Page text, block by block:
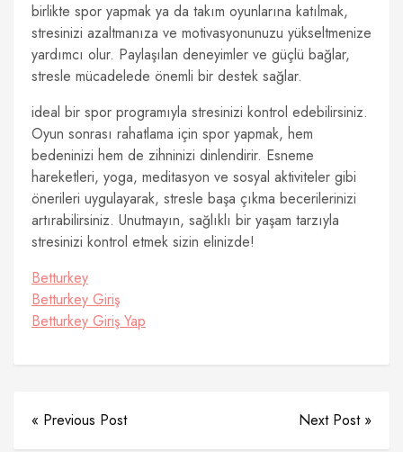
birlikte spor yapmak ya da takım oyunlarına katılmak,
stresinizi azaltmanıza ve motivasyonunuzu yükseltmenize
yardımcı olur. Paylaşılan deneyimler ve güçlü bağlar,
stresle mücadelede önemli bir destek sağlar.
ideal bir spor programıyla stresinizi kontrol edebilirsiniz.
Oyun sonrası rahatlama için spor yapmak, hem
bedeninizi hem de zihninizi dinlendirir. Esneme
hareketleri, yoga, meditasyon ve sosyal aktiviteler gibi
önerileri uygulayarak, stresle başa çıkma becerilerinizi
artırabilirsiniz. Unutmayın, sağlıklı bir yaşam tarzıyla
stresinizi kontrol etmek sizin elinizde!
Betturkey
Betturkey Giriş
Betturkey Giriş Yap
« Previous Post Next Post »